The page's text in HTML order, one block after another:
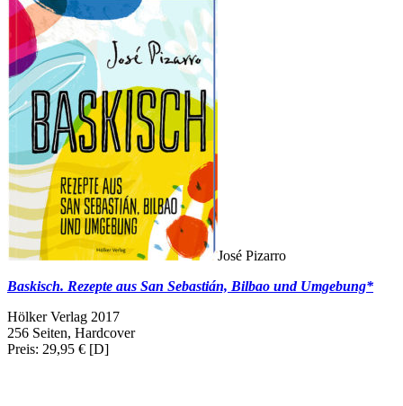
José Pizarro
Baskisch. Rezepte aus San Sebastián, Bilbao und Umgebung*
Hölker Verlag 2017
256 Seiten, Hardcover
Preis: 29,95 € [D]